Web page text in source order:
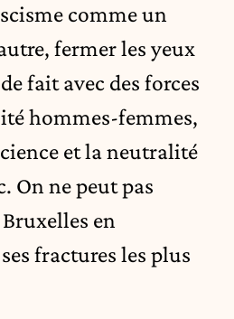
comme un
fermer les yeux
fait avec des forces
hommes-femmes,
et la neutralité
On ne peut pas
en
fractures les plus